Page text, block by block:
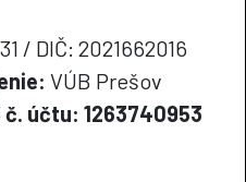
/ DIČ: 2021662016
VÚB Prešov
č. účtu: 1263740953